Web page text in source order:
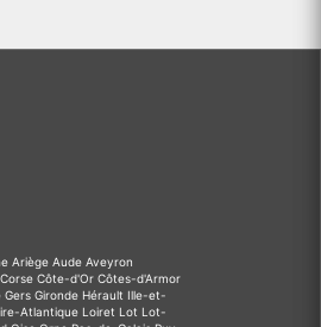
Ariège Aude Aveyron
Corse Côte-d'Or Côtes-d'Armor
Gers Gironde Hérault Ille-et-
Atlantique Loiret Lot Lot-